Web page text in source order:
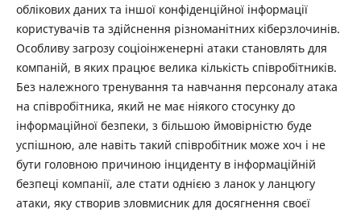
облікових даних та іншої конфіденційної інформації
користувачів та здійснення різноманітних кіберзлочинів.
Особливу загрозу соціоінженерні атаки становлять для
компаній, в яких працює велика кількість співробітників.
Без належного тренування та навчання персоналу атака
на співробітника, який не має ніякого стосунку до
інформаційної безпеки, з більшою ймовірністю буде
успішною, але навіть такий співробітник може хоч і не
бути головною причиною інциденту в інформаційній
безпеці компанії, але стати однією з ланок у ланцюгу
атаки, яку створив зловмисник для досягнення своєї